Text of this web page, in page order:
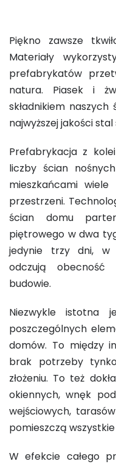
Piękno zawsze
Materiały
prefabrykatów
natura. Piasek i
składnikiem
najwyższej jakości
Prefabrykacja z
liczby ścian
mieszkańcami wiele
przestrzeni.
ścian domu
piętrowego w dwa
jedynie trzy dni, w
odczują
budowie.
Niezwykle istotna
poszczególnych
domów. To między
brak potrzeby
złożeniu. To też
okiennych, wnęk
wejściowych,
pomieszczą
W efekcie całego